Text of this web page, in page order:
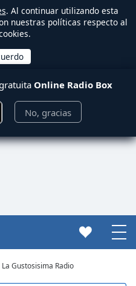
. Al continuar utilizando esta
nuestras políticas respecto al
Online Radio Box
No, gracias
La Gustosisima Radio